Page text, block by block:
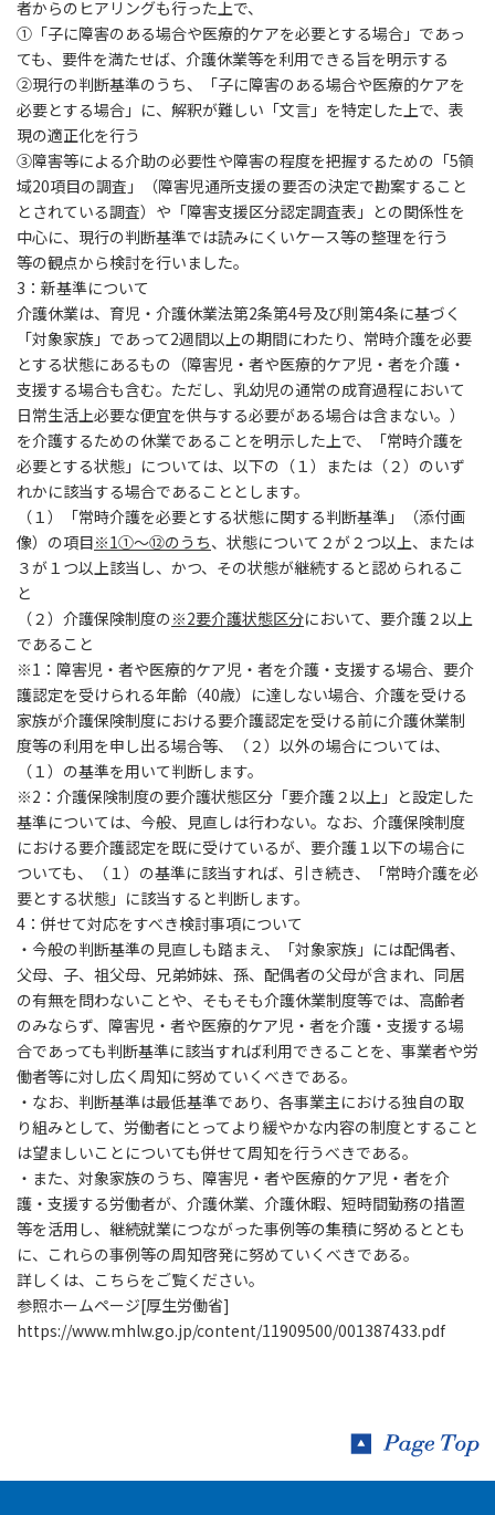
者からのヒアリングも行った上で、
①「子に障害のある場合や医療的ケアを必要とする場合」であっ
ても、要件を満たせば、介護休業等を利用できる旨を明示する
②現行の判断基準のうち、「子に障害のある場合や医療的ケアを
必要とする場合」に、解釈が難しい「文言」を特定した上で、表
現の適正化を行う
③障害等による介助の必要性や障害の程度を把握するための「5領
域20項目の調査」（障害児通所支援の要否の決定で勘案すること
とされている調査）や「障害支援区分認定調査表」との関係性を
中心に、現行の判断基準では読みにくいケース等の整理を行う
等の観点から検討を行いました。
3 ：新基準について
介護休業は、育児・介護休業法第2条第4号及び則第4条に基づく
「対象家族」であって2週間以上の期間にわたり、常時介護を必要
とする状態にあるもの（障害児・者や医療的ケア児・者を介護・
支援する場合も含む。ただし、乳幼児の通常の成育過程において
日常生活上必要な便宜を供与する必要がある場合は含まない。）
を介護するための休業であることを明示した上で、「常時介護を
必要とする状態」については、以下の（１）または（２）のいず
れかに該当する場合であることとします。
（１）「常時介護を必要とする状態に関する判断基準」（添付画
像）の項目※1①～⑫のうち、状態について２が２つ以上、または
３が１つ以上該当し、かつ、その状態が継続すると認められるこ
と
（２）介護保険制度の※2要介護状態区分において、要介護２以上
であること
※1：障害児・者や医療的ケア児・者を介護・支援する場合、要介
護認定を受けられる年齢（40歳）に達しない場合、介護を受ける
家族が介護保険制度における要介護認定を受ける前に介護休業制
度等の利用を申し出る場合等、（２）以外の場合については、
（１）の基準を用いて判断します。
※2：介護保険制度の要介護状態区分「要介護２以上」と設定した
基準については、今般、見直しは行わない。なお、介護保険制度
における要介護認定を既に受けているが、要介護１以下の場合に
ついても、（１）の基準に該当すれば、引き続き、「常時介護を必
要とする状態」に該当すると判断します。
4 ：併せて対応をすべき検討事項について
・今般の判断基準の見直しも踏まえ、「対象家族」には配偶者、
父母、子、祖父母、兄弟姉妹、孫、配偶者の父母が含まれ、同居
の有無を問わないことや、そもそも介護休業制度等では、高齢者
のみならず、障害児・者や医療的ケア児・者を介護・支援する場
合であっても判断基準に該当すれば利用できることを、事業者や労
働者等に対し広く周知に努めていくべきである。
・なお、判断基準は最低基準であり、各事業主における独自の取
り組みとして、労働者にとってより緩やかな内容の制度とすること
は望ましいことについても併せて周知を行うべきである。
・また、対象家族のうち、障害児・者や医療的ケア児・者を介
護・支援する労働者が、介護休業、介護休暇、短時間勤務の措置
等を活用し、継続就業につながった事例等の集積に努めるととも
に、これらの事例等の周知啓発に努めていくべきである。
詳しくは、こちらをご覧ください。
参照ホームページ[厚生労働省]
https://www.mhlw.go.jp/content/11909500/001387433.pdf